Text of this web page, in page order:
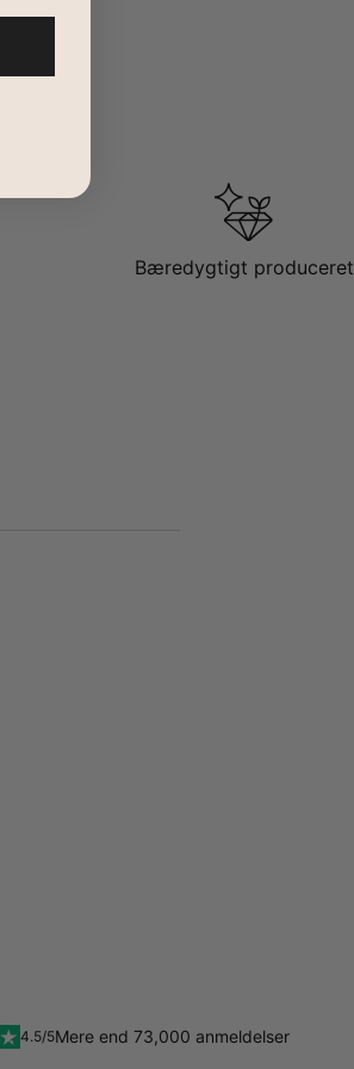
Bæredygtigt produceret
4.5/5Mere end 73,000 anmeldelser